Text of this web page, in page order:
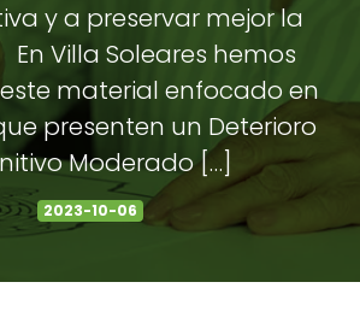
y a preservar mejor la
Villa Soleares hemos
material enfocado en
presenten un Deterioro
Moderado […]
2023-10-06